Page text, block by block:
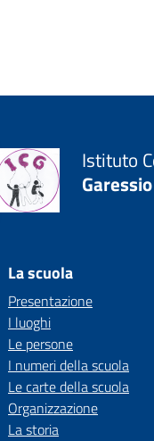
Istituto
La scuola
Presentazione
I luoghi
Le persone
I numeri della scuola
Le carte della scuola
Organizzazione
La storia